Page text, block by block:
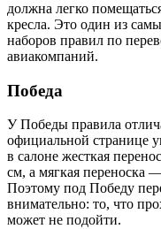
должна легко
кресла. Это один из
наборов правил по
авиакомпаний.
Победа
У Победы правила
официальной странице
в салоне жесткая
см, а мягкая переноска
Поэтому под Победу
внимательно: то, что
может не подойти.